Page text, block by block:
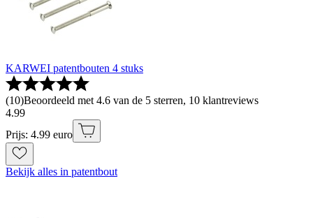
KARWEI patentbouten 4 stuks
(10)Beoordeeld met 4.6 van de 5 sterren, 10 klantreviews
4.99
Prijs: 4.99 euro
Bekijk alles in patentbout